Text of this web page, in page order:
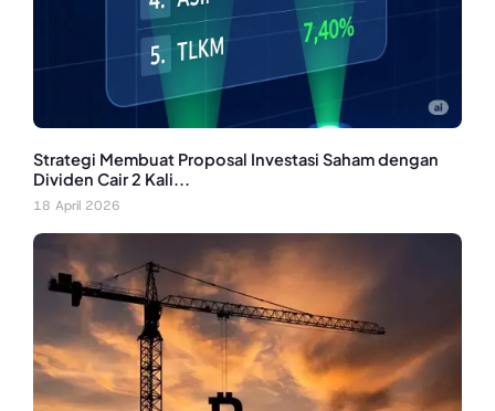
Strategi Membuat Proposal Investasi Saham dengan
Dividen Cair 2 Kali...
18 April 2026